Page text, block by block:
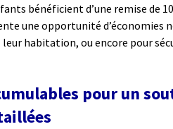
bénéficient d’une remise de
une opportunité d’économies
habitation, ou encore pour
pour un